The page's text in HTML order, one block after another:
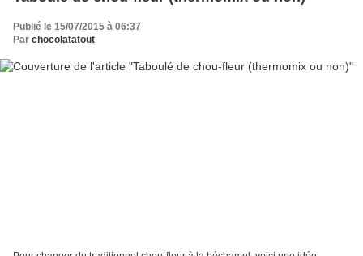
Publié le 15/07/2015 à 06:37
Par chocolatatout